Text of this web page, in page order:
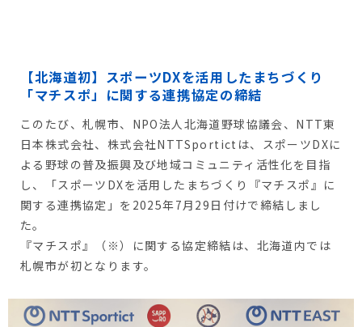
【北海道初】スポーツDXを活用したまちづくり
「マチスポ」に関する連携協定の締結
このたび、札幌市、NPO法人北海道野球協議会、NTT東
日本株式会社、株式会社NTTSportict は、スポーツDXに
よる野球の普及振興及び地域コミュニティ活性化を目指
し、「スポーツDXを活用したまちづくり『マチスポ』に
関する連携協定」を2025年7月29日付けで締結しまし
た。
『マチスポ』（※）に関する協定締結は、北海道内では
札幌市が初となります。